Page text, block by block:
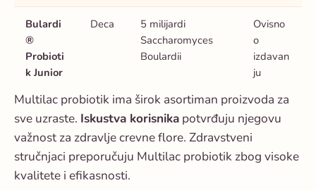
Bulardi
®
Probioti
k Junior
Deca
5 milijardi
Saccharomyces
Boulardii
Ovisno
o
izdavan
ju
Multilac probiotik ima širok asortiman proizvoda za
sve uzraste. Iskustva korisnika potvrđuju njegovu
važnost za zdravlje crevne flore. Zdravstveni
stručnjaci preporučuju Multilac probiotik zbog visoke
kvalitete i efikasnosti.